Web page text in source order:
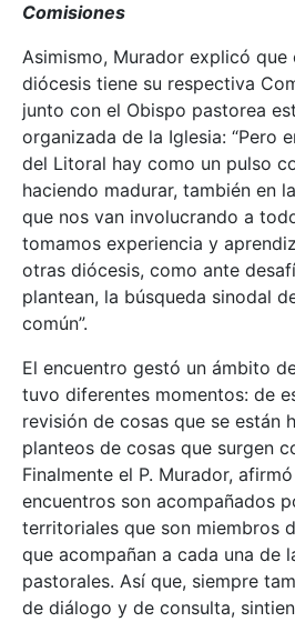
Comisiones
Asimismo, Murador explicó que
diócesis tiene su respectiva
junto con el Obispo pastorea
organizada de la Iglesia: “Pero
del Litoral hay como un pulso
haciendo madurar, también en
que nos van involucrando a
tomamos experiencia y
otras diócesis, como ante
plantean, la búsqueda sinodal
común”.
El encuentro gestó un ámbito
tuvo diferentes momentos: de
revisión de cosas que se están
planteos de cosas que surgen
Finalmente el P. Murador,
encuentros son acompañados
territoriales que son miembros
que acompañan a cada una de
pastorales. Así que, siempre
de diálogo y de consulta,